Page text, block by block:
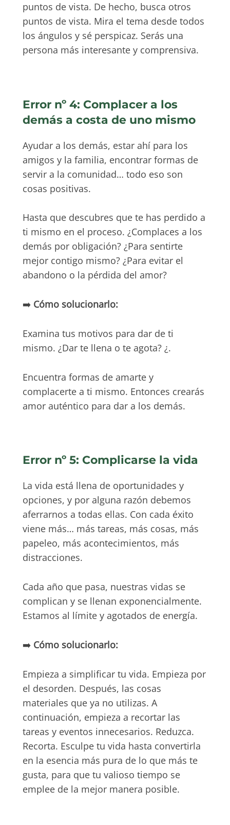
puntos de vista. De hecho, busca otros
puntos de vista. Mira el tema desde todos
los ángulos y sé perspicaz. Serás una
persona más interesante y comprensiva.
Error nº 4: Complacer a los
demás a costa de uno mismo
Ayudar a los demás, estar ahí para los
amigos y la familia, encontrar formas de
servir a la comunidad… todo eso son
cosas positivas.
Hasta que descubres que te has perdido a
ti mismo en el proceso. ¿Complaces a los
demás por obligación? ¿Para sentirte
mejor contigo mismo? ¿Para evitar el
abandono o la pérdida del amor?
➡️ Cómo solucionarlo:
Examina tus motivos para dar de ti
mismo. ¿Dar te llena o te agota? ¿.
Encuentra formas de amarte y
complacerte a ti mismo. Entonces crearás
amor auténtico para dar a los demás.
Error nº 5: Complicarse la vida
La vida está llena de oportunidades y
opciones, y por alguna razón debemos
aferrarnos a todas ellas. Con cada éxito
viene más… más tareas, más cosas, más
papeleo, más acontecimientos, más
distracciones.
Cada año que pasa, nuestras vidas se
complican y se llenan exponencialmente.
Estamos al límite y agotados de energía.
➡️ Cómo solucionarlo:
Empieza a simplificar tu vida. Empieza por
el desorden. Después, las cosas
materiales que ya no utilizas. A
continuación, empieza a recortar las
tareas y eventos innecesarios. Reduzca.
Recorta. Esculpe tu vida hasta convertirla
en la esencia más pura de lo que más te
gusta, para que tu valioso tiempo se
emplee de la mejor manera posible.